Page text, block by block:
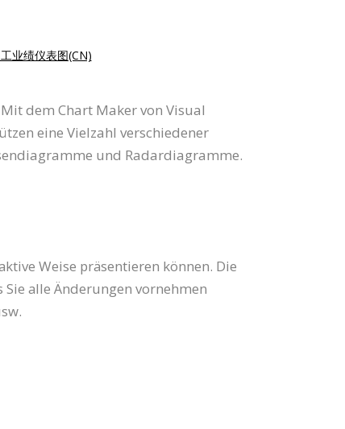
业绩仪表图(CN)
dem Chart Maker von Visual
eine Vielzahl verschiedener
und Radardiagramme.
Weise präsentieren können. Die
alle Änderungen vornehmen